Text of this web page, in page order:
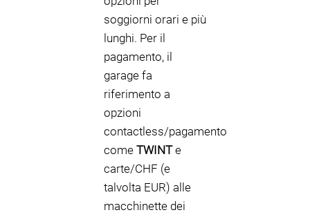
soggiorni orari e più
lunghi. Per il
pagamento, il
garage fa
riferimento a
opzioni
contactless/pagamento
come TWINTe
carte/CHF (e
talvolta EUR) alle
macchinette dei